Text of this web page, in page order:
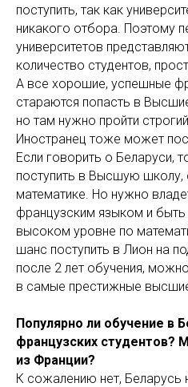
поступить, так как
никакого отбора. Поэтому
университетов
количество студентов,
А все хорошие, успешные
стараются попасть в
но там нужно пройти
Иностранец тоже может
Если говорить о Беларуси,
поступить в Высшую
математике. Но нужно
французским языком и быть
высоком уровне по
шанс поступить в Лион на
после 2 лет обучения,
в самые престижные
Популярно ли обучение в
французских студентов?
из Франции?
К сожалению нет, Беларусь